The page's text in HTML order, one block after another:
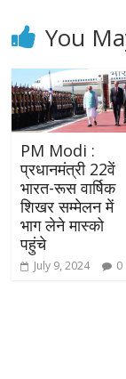
You
PM Modi :
प्रधानमंत्री 22वें
भारत-रूस वार्षिक
शिखर सम्मेलन में
भाग लेने मास्को
पहुंचे
July 9, 2024 0